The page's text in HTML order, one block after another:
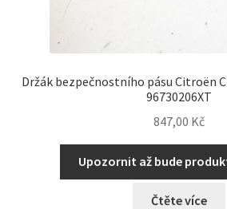
Držák bezpečnostního pásu Citroën
96730206XT
847,00 Kč
Upozornit až bude
Čtěte více